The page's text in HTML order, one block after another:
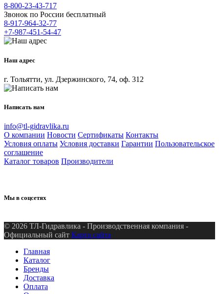
8-800-23-43-717
Звонок по России бесплатный
8-917-964-32-77
+7-987-451-54-47
Наш адрес
г. Тольятти, ул. Дзержинского, 74, оф. 312
Написать нам
info@tl-gidravlika.ru
О компании Новости Сертификаты Контакты
Условия оплаты Условия доставки Гарантии Пользовательское
соглашение
Каталог товаров Производители
Мы в соцсетях
© 2026 ТЛ-Гидравлика - Производственная компания -
Официальный сайт Карта сайта
Главная
Каталог
Бренды
Доставка
Оплата